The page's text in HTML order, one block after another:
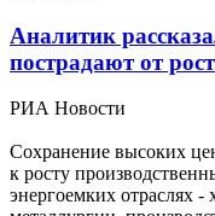
Аналитик
пострадают от
РИА Новости
Сохранение высоких
к росту
энергоемких отраслях